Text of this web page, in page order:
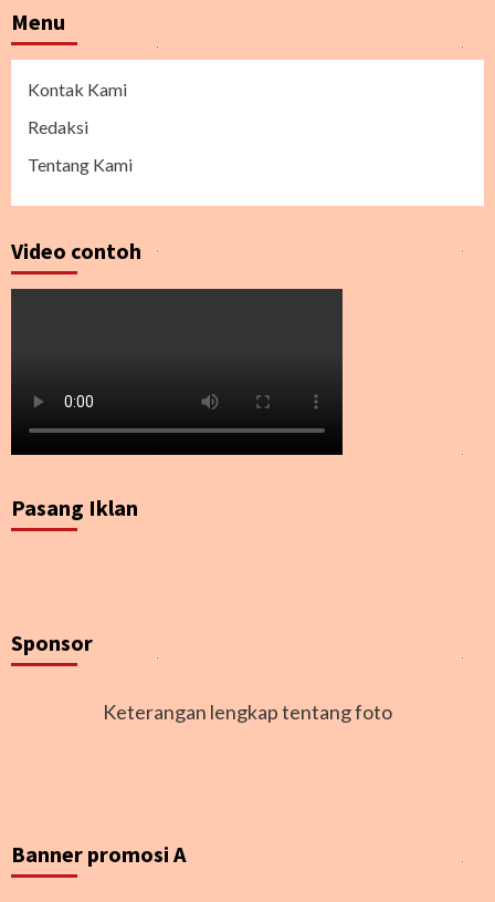
Menu
Kontak Kami
Redaksi
Tentang Kami
Video contoh
Pasang Iklan
Sponsor
Keterangan lengkap tentang foto
Banner promosi A